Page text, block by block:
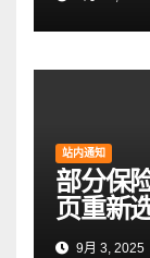
站内通知
部分保
页重新
9月 3, 2025